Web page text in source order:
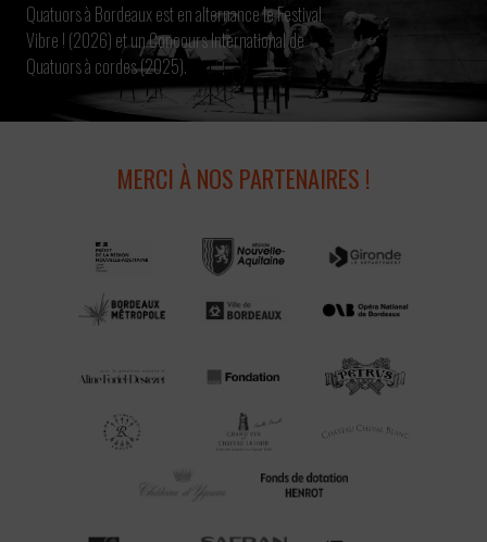
Quatuors à Bordeaux est en alternance le Festival
Vibre ! (2026) et un Concours International de
Quatuors à cordes (2025).
MERCI À NOS PARTENAIRES !